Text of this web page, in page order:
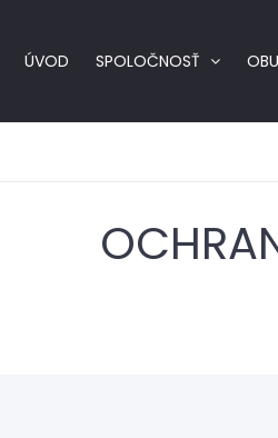
ÚVOD SPOLOČNOSŤ